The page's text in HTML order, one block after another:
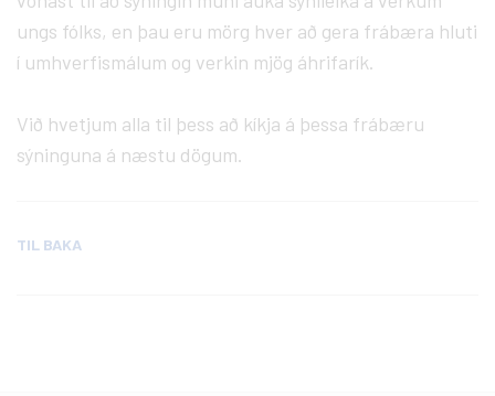
ungs fólks, en þau eru mörg hver að gera frábæra hluti
í umhverfismálum og verkin mjög áhrifarík.
Við hvetjum alla til þess að kíkja á þessa frábæru
sýninguna á næstu dögum.
TIL BAKA